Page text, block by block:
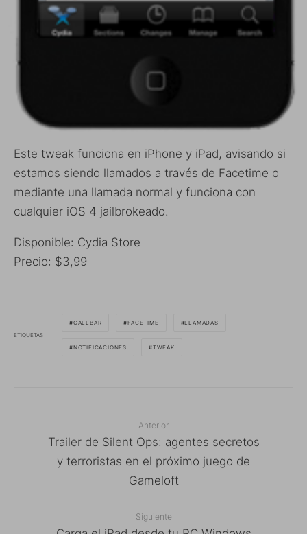
Este tweak funciona en iPhone y iPad, avisando si
estamos siendo llamados a través de Facetime o
mediante una llamada normal y funciona con
cualquier iOS 4 jailbrokeado.
Disponible: Cydia Store
Precio: $3,99
ETIQUETAS
CALLBAR FACETIME LLAMADAS
NOTIFICACIONES TWEAK
Anterior
Trailer de Silent Ops: agentes secretos
y terroristas en el próximo juego de
Gameloft
Siguiente